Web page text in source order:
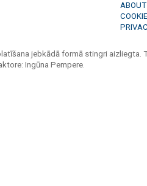
jebkādā formā stingri aizliegta.
Ingūna Pempere.